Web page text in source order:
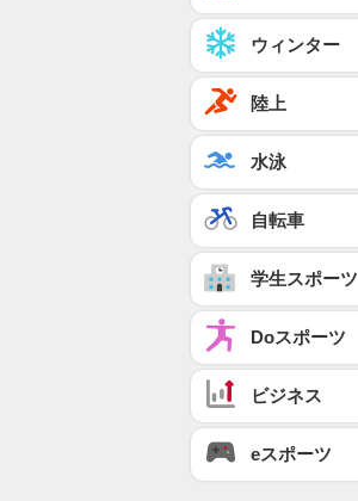
ウィンター
陸上
水泳
自転車
学生スポーツ
Doスポーツ
ビジネス
eスポーツ